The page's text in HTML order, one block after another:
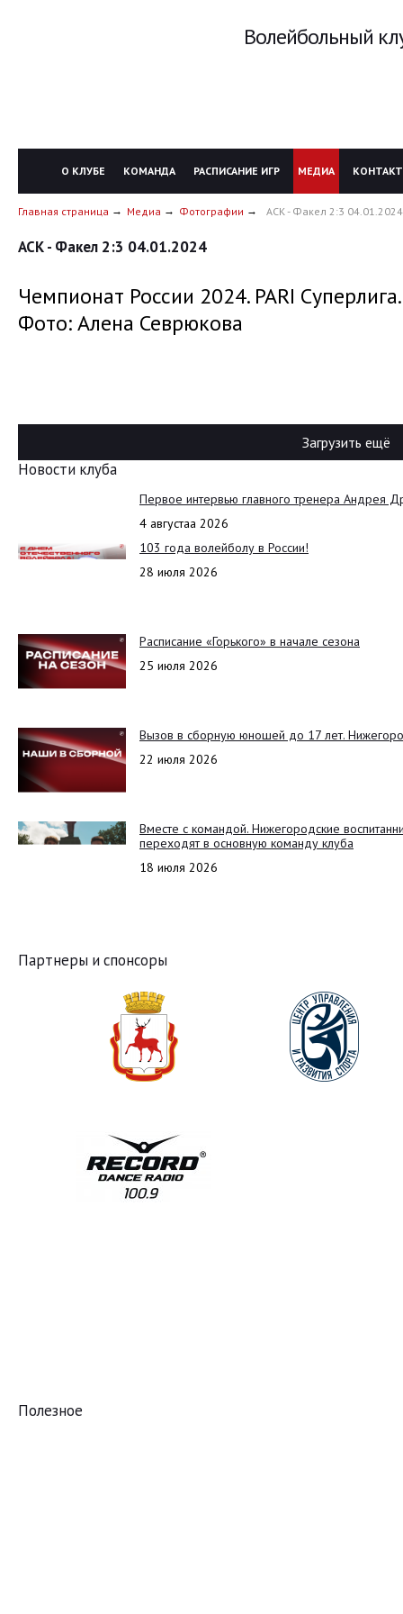
Волейбольный
О КЛУБЕ КОМАНДА РАСПИСАНИЕ ИГР МЕДИА
Главная страница Медиа Фотографии АСК - Факел 2:3 04.01.2024
АСК - Факел 2:3 04.01.2024
Чемпионат России 2024. PARI
Фото: Алена Севрюкова
Загрузить ещё
Новости клуба
Первое интервью главного тренера Андрея
4 августаа 2026
103 года волейболу в России!
28 июля 2026
Расписание «Горького» в начале сезона
25 июля 2026
Вызов в сборную юношей до 17 лет.
22 июля 2026
Вместе с командой. Нижегородские
переходят в основную команду клуба
18 июля 2026
Партнеры и спонсоры
Полезное